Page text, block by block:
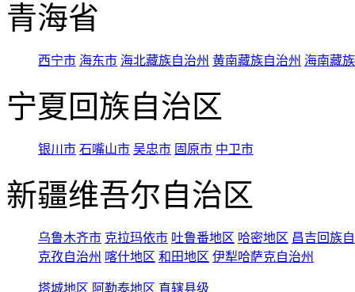
青海省
西宁市 海东市 海北藏族自治州 黄南藏族自治州 海南藏
宁夏回族自治区
银川市 石嘴山市 吴忠市 固原市 中卫市
新疆维吾尔自治区
乌鲁木齐市 克拉玛依市 吐鲁番地区 哈密地区 昌吉回族
克孜自治州 喀什地区 和田地区 伊犁哈萨克自治州
塔城地区 阿勒泰地区 直辖县级